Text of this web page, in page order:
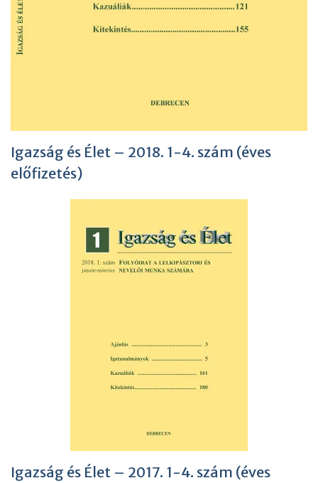
Igazság és Élet – 2018. 1-4. szám (éves
előfizetés)
Igazság és Élet – 2017. 1-4. szám (éves